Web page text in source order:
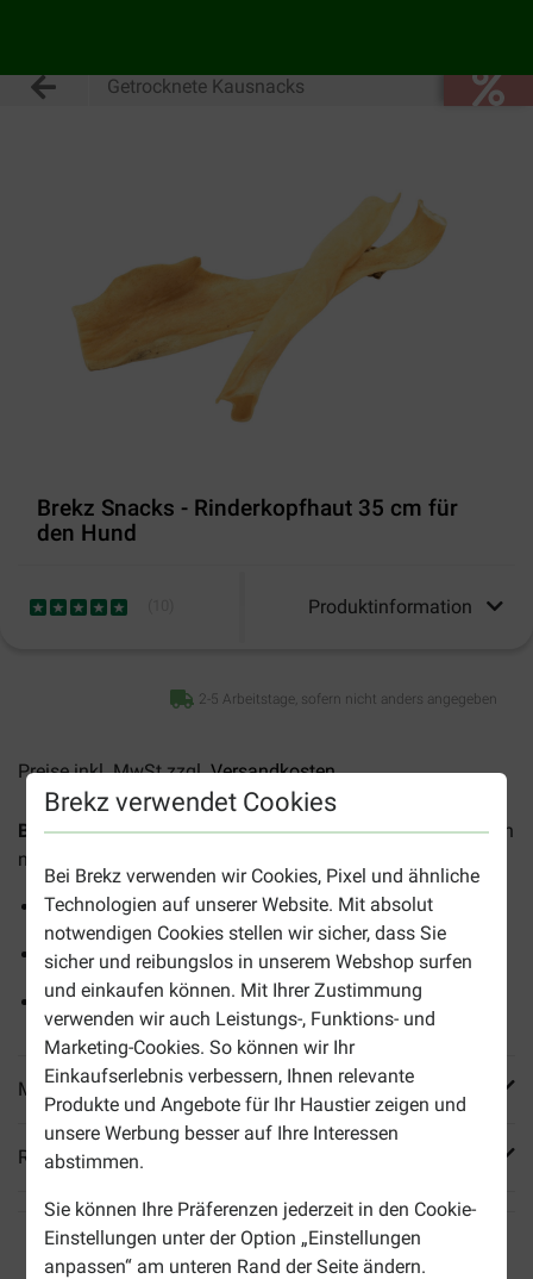
Brekz verwendet Cookies
Bei Brekz verwenden wir Cookies, Pixel und ähnliche
Technologien auf unserer Website. Mit absolut
notwendigen Cookies stellen wir sicher, dass Sie
sicher und reibungslos in unserem Webshop surfen
und einkaufen können. Mit Ihrer Zustimmung
verwenden wir auch Leistungs-, Funktions- und
Marketing-Cookies. So können wir Ihr
Einkaufserlebnis verbessern, Ihnen relevante
Produkte und Angebote für Ihr Haustier zeigen und
unsere Werbung besser auf Ihre Interessen
abstimmen.
Sie können Ihre Präferenzen jederzeit in den Cookie-
Einstellungen unter der Option „Einstellungen
anpassen“ am unteren Rand der Seite ändern.
Getrocknete Kausnacks
Brekz Snacks - Rinderkopfhaut 35 cm für
den Hund
Produktinformation
2-5 Arbeitstage, sofern nicht anders angegeben
Preise inkl. MwSt zzgl.Versandkosten
Brekz Snacks - Rinderkopfhaut 35 cm für den Hundist ein
natürlicher Leckerbissen, der sich für alle Hunde eignet.
Natürliche Kopfhaut vom Rind
Für Hunde aller Rassen und Grössen
Länge: 35 cm
Mehr Produktinfos
Reviews